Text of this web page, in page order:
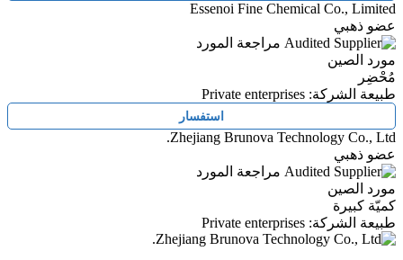
Essenoi Fine Chemical Co., Limited
عضو ذهبي
مراجعة المورد
مورد الصين
مُحْضِر
طبيعة الشركة: Private enterprises
استفسار
Zhejiang Brunova Technology Co., Ltd.
عضو ذهبي
مراجعة المورد
مورد الصين
كميّة كبيرة
طبيعة الشركة: Private enterprises